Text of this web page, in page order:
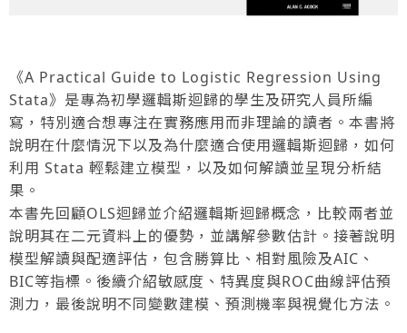
《A Practical Guide to Logistic Regression Using
Stata》是專為初學邏輯斯迴歸的學生及研究人員所編
寫，特別適合想專注在實務應用而非理論的讀者。本書將
說明在什麼情況下以及為什麼適合使用邏輯斯迴歸，如何
利用 Stata 輕鬆建立模型，以及如何解讀並呈現分析結
果。
本書先回顧OLS迴歸並介紹邏輯斯迴歸概念，比較兩者並
說明其在二元資料上的優勢，並講解參數估計。接著說明
模型解讀與配適評估，包含勝算比、相對風險及AIC、
BIC等指標。後續介紹敏感度、特異度與ROC曲線評估預
測力，最後說明不同變數建模、預測機率與視覺化方法。